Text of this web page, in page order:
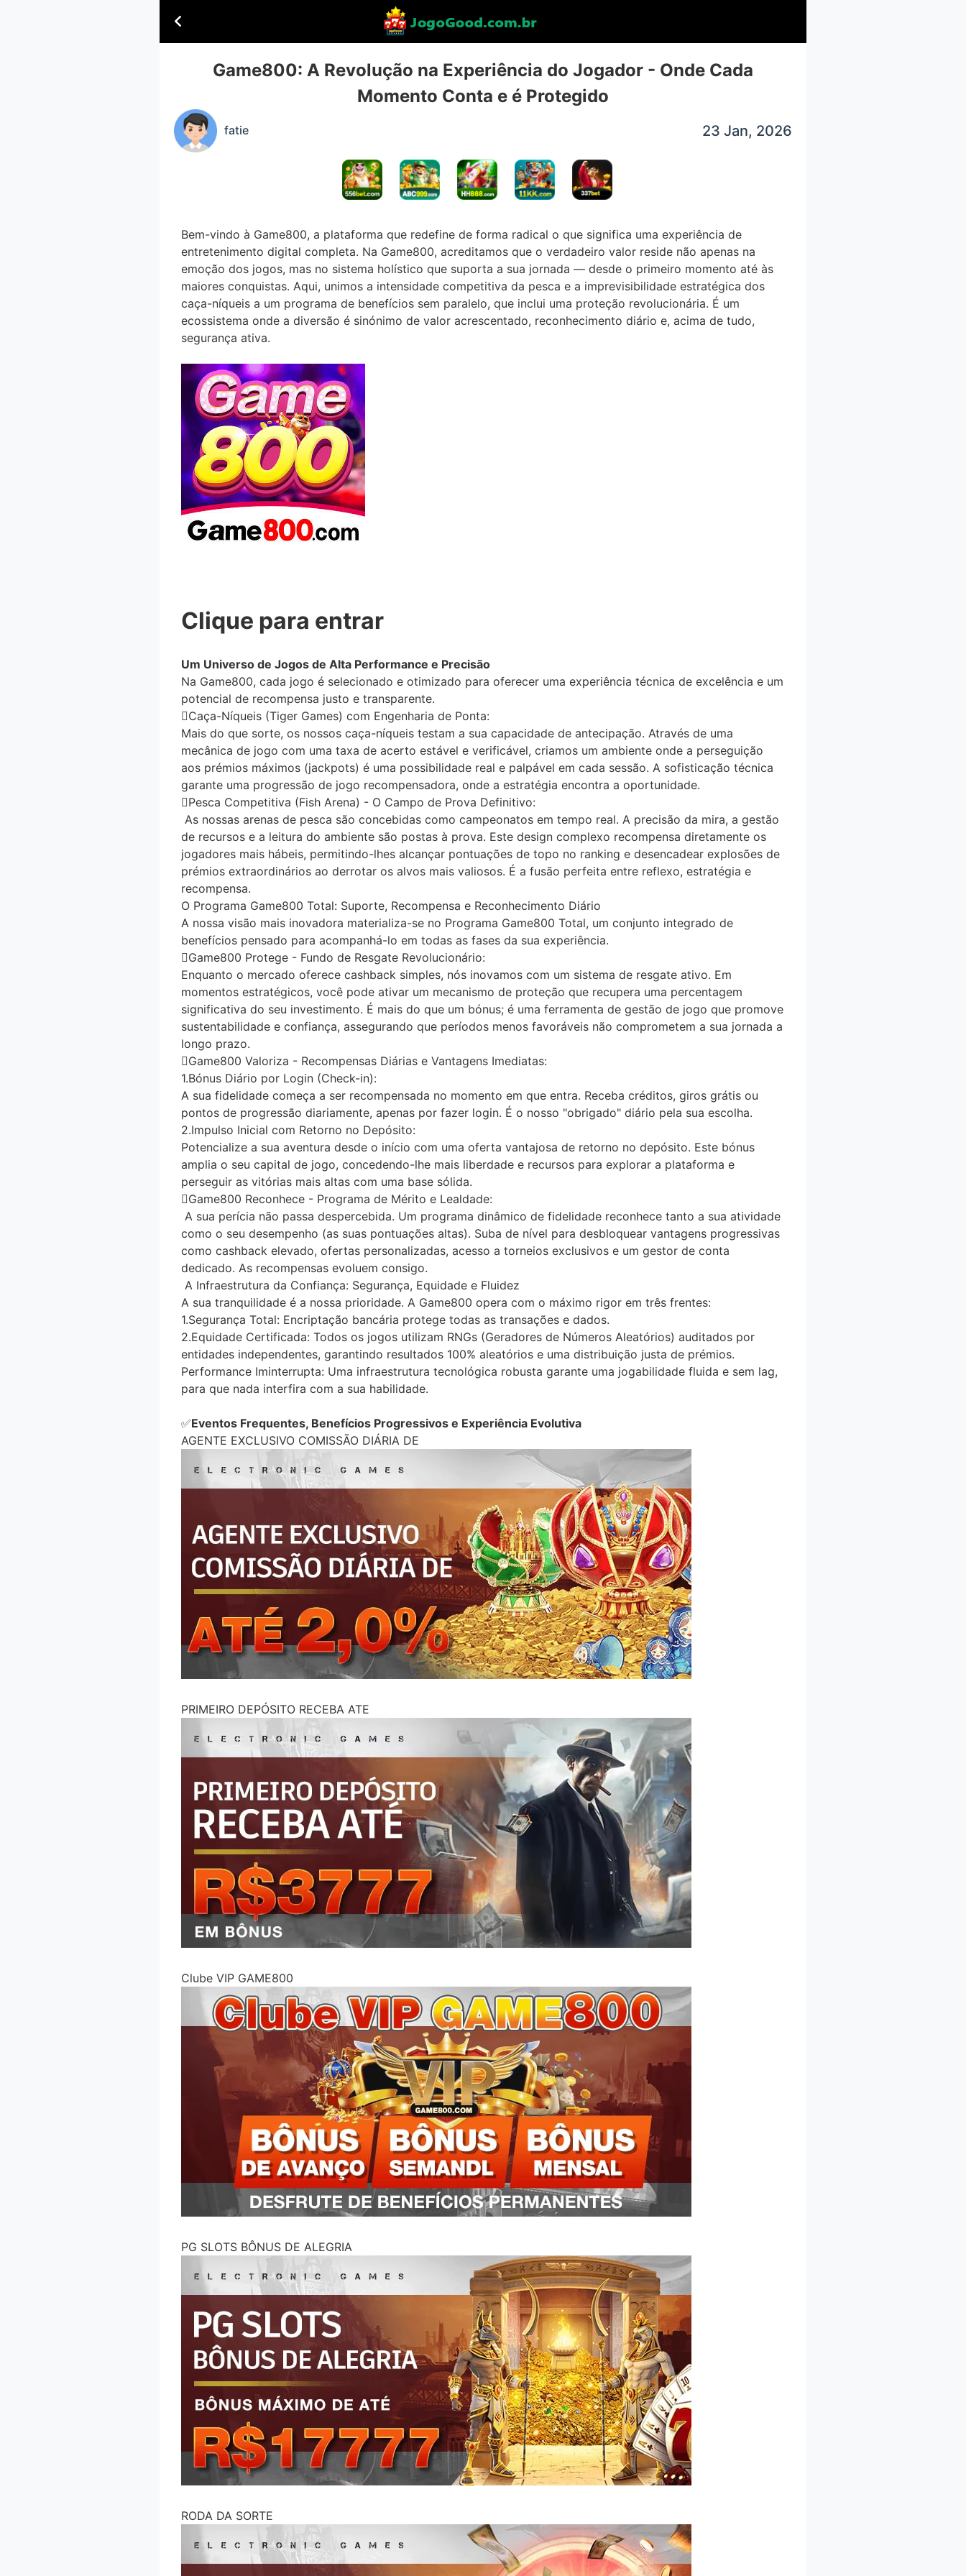
Game800: A Revolução na Experiência do Jogador - Onde Cada
Momento Conta e é Protegido
fatie 23 Jan, 2026
Bem-vindo à Game800, a plataforma que redefine de forma radical o que significa uma experiência de
entretenimento digital completa. Na Game800, acreditamos que o verdadeiro valor reside não apenas na
emoção dos jogos, mas no sistema holístico que suporta a sua jornada — desde o primeiro momento até às
maiores conquistas. Aqui, unimos a intensidade competitiva da pesca e a imprevisibilidade estratégica dos
caça-níqueis a um programa de benefícios sem paralelo, que inclui uma proteção revolucionária. É um
ecossistema onde a diversão é sinónimo de valor acrescentado, reconhecimento diário e, acima de tudo,
segurança ativa.
Clique para entrar
Um Universo de Jogos de Alta Performance e Precisão
Na Game800, cada jogo é selecionado e otimizado para oferecer uma experiência técnica de excelência e um
potencial de recompensa justo e transparente.
Caça-Níqueis (Tiger Games) com Engenharia de Ponta:
Mais do que sorte, os nossos caça-níqueis testam a sua capacidade de antecipação. Através de uma
mecânica de jogo com uma taxa de acerto estável e verificável, criamos um ambiente onde a perseguição
aos prémios máximos (jackpots) é uma possibilidade real e palpável em cada sessão. A sofisticação técnica
garante uma progressão de jogo recompensadora, onde a estratégia encontra a oportunidade.
Pesca Competitiva (Fish Arena) - O Campo de Prova Definitivo:
As nossas arenas de pesca são concebidas como campeonatos em tempo real. A precisão da mira, a gestão
de recursos e a leitura do ambiente são postas à prova. Este design complexo recompensa diretamente os
jogadores mais hábeis, permitindo-lhes alcançar pontuações de topo no ranking e desencadear explosões de
prémios extraordinários ao derrotar os alvos mais valiosos. É a fusão perfeita entre reflexo, estratégia e
recompensa.
O Programa Game800 Total: Suporte, Recompensa e Reconhecimento Diário
A nossa visão mais inovadora materializa-se no Programa Game800 Total, um conjunto integrado de
benefícios pensado para acompanhá-lo em todas as fases da sua experiência.
Game800 Protege - Fundo de Resgate Revolucionário:
Enquanto o mercado oferece cashback simples, nós inovamos com um sistema de resgate ativo. Em
momentos estratégicos, você pode ativar um mecanismo de proteção que recupera uma percentagem
significativa do seu investimento. É mais do que um bónus; é uma ferramenta de gestão de jogo que promove
sustentabilidade e confiança, assegurando que períodos menos favoráveis não comprometem a sua jornada a
longo prazo.
Game800 Valoriza - Recompensas Diárias e Vantagens Imediatas:
1.Bónus Diário por Login (Check-in):
A sua fidelidade começa a ser recompensada no momento em que entra. Receba créditos, giros grátis ou
pontos de progressão diariamente, apenas por fazer login. É o nosso "obrigado" diário pela sua escolha.
2.Impulso Inicial com Retorno no Depósito:
Potencialize a sua aventura desde o início com uma oferta vantajosa de retorno no depósito. Este bónus
amplia o seu capital de jogo, concedendo-lhe mais liberdade e recursos para explorar a plataforma e
perseguir as vitórias mais altas com uma base sólida.
Game800 Reconhece - Programa de Mérito e Lealdade:
A sua perícia não passa despercebida. Um programa dinâmico de fidelidade reconhece tanto a sua atividade
como o seu desempenho (as suas pontuações altas). Suba de nível para desbloquear vantagens progressivas
como cashback elevado, ofertas personalizadas, acesso a torneios exclusivos e um gestor de conta
dedicado. As recompensas evoluem consigo.
A Infraestrutura da Confiança: Segurança, Equidade e Fluidez
A sua tranquilidade é a nossa prioridade. A Game800 opera com o máximo rigor em três frentes:
1.Segurança Total: Encriptação bancária protege todas as transações e dados.
2.Equidade Certificada: Todos os jogos utilizam RNGs (Geradores de Números Aleatórios) auditados por
entidades independentes, garantindo resultados 100% aleatórios e uma distribuição justa de prémios.
Performance Iminterrupta: Uma infraestrutura tecnológica robusta garante uma jogabilidade fluida e sem lag,
para que nada interfira com a sua habilidade.
✅Eventos Frequentes, Benefícios Progressivos e Experiência Evolutiva
AGENTE EXCLUSIVO COMISSÃO DIÁRIA DE
PRIMEIRO DEPÓSITO RECEBA ATE
Clube VIP GAME800
PG SLOTS BÔNUS DE ALEGRIA
RODA DA SORTE